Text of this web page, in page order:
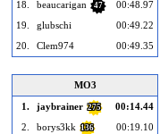
18.
beaucarigan 47
00:48.97
19.
glubschi
00:49.22
20.
Clem974 00:49.35
MO3
1.
jaybrainer 275
00:14.44
2.
borys3kk 136
00:19.10